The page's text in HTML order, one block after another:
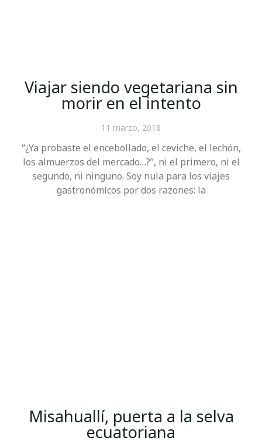
Viajar siendo vegetariana sin
morir en el intento
11 marzo, 2018
“¿Ya probaste el encebollado, el ceviche, el lechón,
los almuerzos del mercado…?”, ni el primero, ni el
segundo, ni ninguno. Soy nula para los viajes
gastronómicos por dos razones: la
Misahuallí, puerta a la selva
ecuatoriana